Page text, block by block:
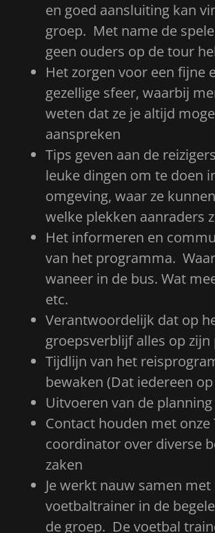
en goed aansluiting kan
groep. Met name de
geen ouders op de tour
Het zorgen voor een fijne
gezellige sfeer, waarbij
weten dat ze je altijd
aanspreken
Tips geven aan de
leuke dingen om te doen
omgeving, waar ze
welke plekken aanraders
Het informeren en
van het programma.
waneer in de bus. Wat
etc.
Verantwoordelijk dat op
groepsverblijf alles op zijn
Tijdlijn van het
bewaken (Dat iedereen
Uitvoeren van de planning
Contact houden met onze
coordinator over diverse
zaken
Je werkt nauw samen met
voetbaltrainer in de
de groep. De voetbal